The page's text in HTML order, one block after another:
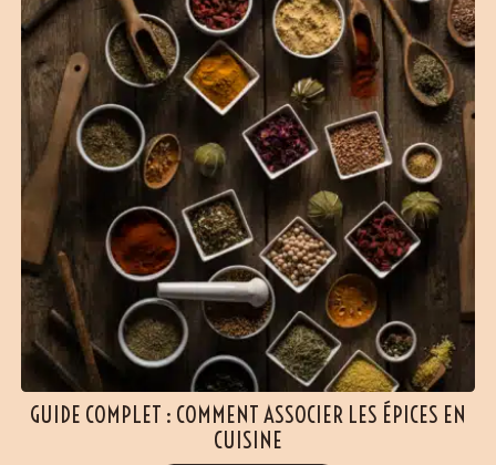
GUIDE COMPLET : COMMENT ASSOCIER LES ÉPICES EN
CUISINE